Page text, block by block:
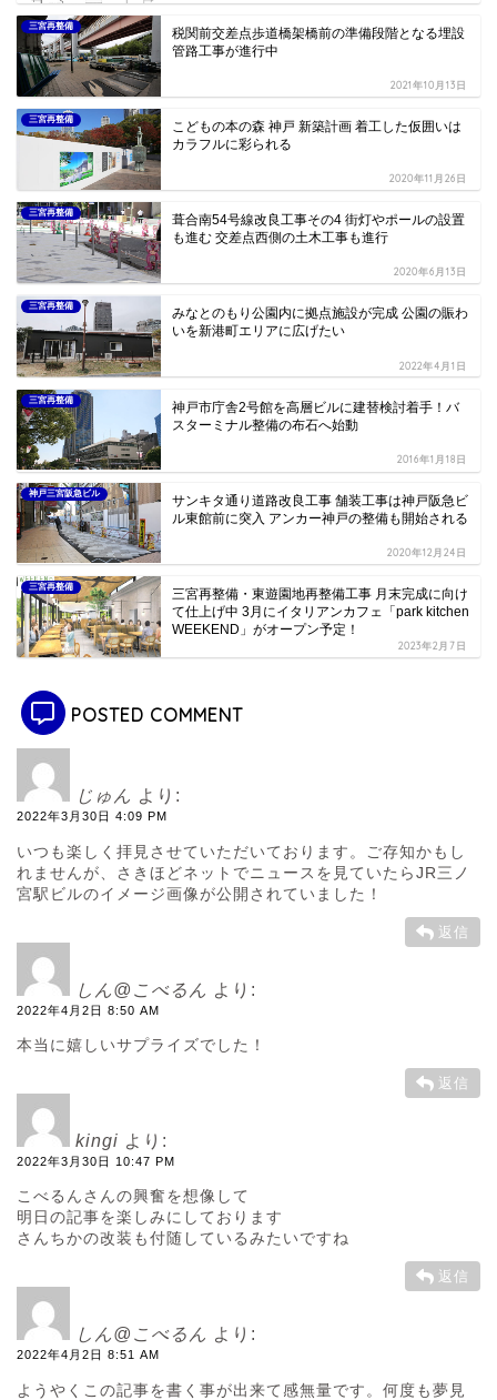
三宮再整備
税関前交差点歩道橋架橋前の準備段階となる埋設
管路工事が進行中
2021年10月13日
三宮再整備
こどもの本の森 神戸 新築計画 着工した仮囲いは
カラフルに彩られる
2020年11月26日
三宮再整備
葺合南54号線改良工事その4 街灯やポールの設置
も進む 交差点西側の土木工事も進行
2020年6月13日
三宮再整備
みなとのもり公園内に拠点施設が完成 公園の賑わ
いを新港町エリアに広げたい
2022年4月1日
三宮再整備
神戸市庁舎2号館を高層ビルに建替検討着手！バ
スターミナル整備の布石へ始動
2016年1月18日
神戸三宮阪急ビル
サンキタ通り道路改良工事 舗装工事は神戸阪急ビ
ル東館前に突入 アンカー神戸の整備も開始される
2020年12月24日
三宮再整備
三宮再整備・東遊園地再整備工事 月末完成に向け
て仕上げ中 3月にイタリアンカフェ「park kitchen
WEEKEND」がオープン予定！
2023年2月7日
POSTED COMMENT
じゅん より:
2022年3月30日 4:09 PM
いつも楽しく拝見させていただいております。ご存知かもし
れませんが、さきほどネットでニュースを見ていたらJR三ノ
宮駅ビルのイメージ画像が公開されていました！
返信
しん@こべるん より:
2022年4月2日 8:50 AM
本当に嬉しいサプライズでした！
返信
kingi より:
2022年3月30日 10:47 PM
こべるんさんの興奮を想像して
明日の記事を楽しみにしております
さんちかの改装も付随しているみたいですね
返信
しん@こべるん より:
2022年4月2日 8:51 AM
ようやくこの記事を書く事が出来て感無量です。何度も夢見